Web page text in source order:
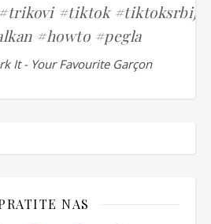
#trikovi #tiktok #tiktoksrbija
#howto #pegla
It - Your Favourite Garçon
NAS